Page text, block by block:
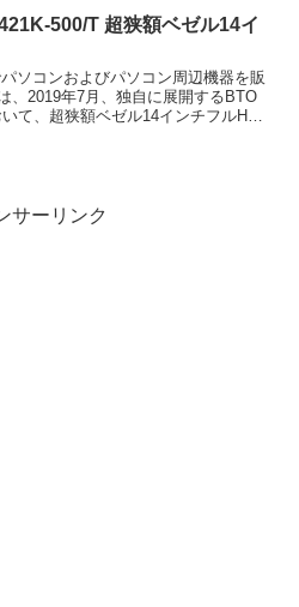
500/T 超狭額ベゼル14イ
ソコンおよびパソコン周辺機器を販
、2019年7月、独自に展開するBTO
て、超狭額ベゼル14インチフルHD
サーリンク